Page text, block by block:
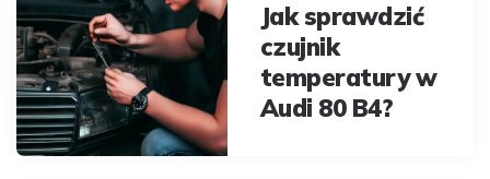
Jak sprawdzić
czujnik
temperatury w
Audi 80 B4?